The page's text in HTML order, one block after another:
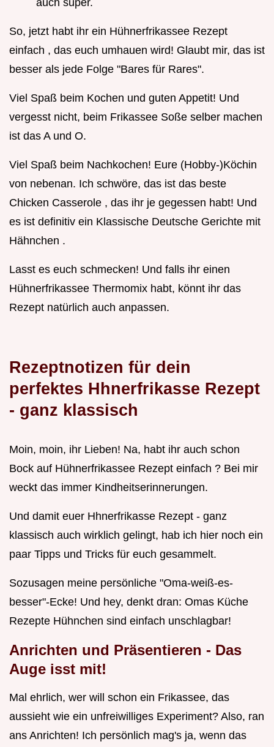
auch super.
So, jetzt habt ihr ein Hühnerfrikassee Rezept
einfach , das euch umhauen wird! Glaubt mir, das ist
besser als jede Folge "Bares für Rares".
Viel Spaß beim Kochen und guten Appetit! Und
vergesst nicht, beim Frikassee Soße selber machen
ist das A und O.
Viel Spaß beim Nachkochen! Eure (Hobby-)Köchin
von nebenan. Ich schwöre, das ist das beste
Chicken Casserole , das ihr je gegessen habt! Und
es ist definitiv ein Klassische Deutsche Gerichte mit
Hähnchen .
Lasst es euch schmecken! Und falls ihr einen
Hühnerfrikassee Thermomix habt, könnt ihr das
Rezept natürlich auch anpassen.
Rezeptnotizen für dein
perfektes Hhnerfrikasse Rezept
- ganz klassisch
Moin, moin, ihr Lieben! Na, habt ihr auch schon
Bock auf Hühnerfrikassee Rezept einfach ? Bei mir
weckt das immer Kindheitserinnerungen.
Und damit euer Hhnerfrikasse Rezept - ganz
klassisch auch wirklich gelingt, hab ich hier noch ein
paar Tipps und Tricks für euch gesammelt.
Sozusagen meine persönliche "Oma-weiß-es-
besser"-Ecke! Und hey, denkt dran: Omas Küche
Rezepte Hühnchen sind einfach unschlagbar!
Anrichten und Präsentieren - Das
Auge isst mit!
Mal ehrlich, wer will schon ein Frikassee, das
aussieht wie ein unfreiwilliges Experiment? Also, ran
ans Anrichten! Ich persönlich mag's ja, wenn das